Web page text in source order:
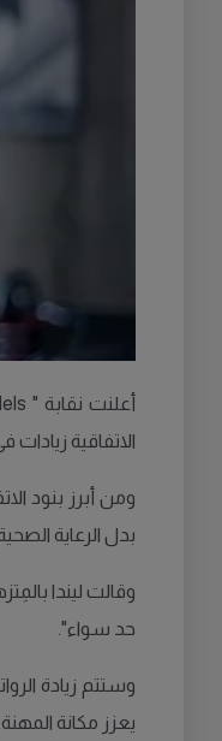
الاتفاقية زيادات
بدل الرعاية الصحية إلى 3400 كرونة سنوياً، وزيادة المساهمات التقاعدية من 4.5 إلى 5 بالمئة للموظفين الذين
وقالت ليندا
حد سواء".
وستتم زيادة
يعزز مكانة